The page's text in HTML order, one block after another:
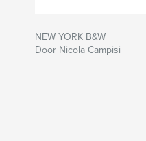
NEW YORK B&W
Door Nicola Campisi